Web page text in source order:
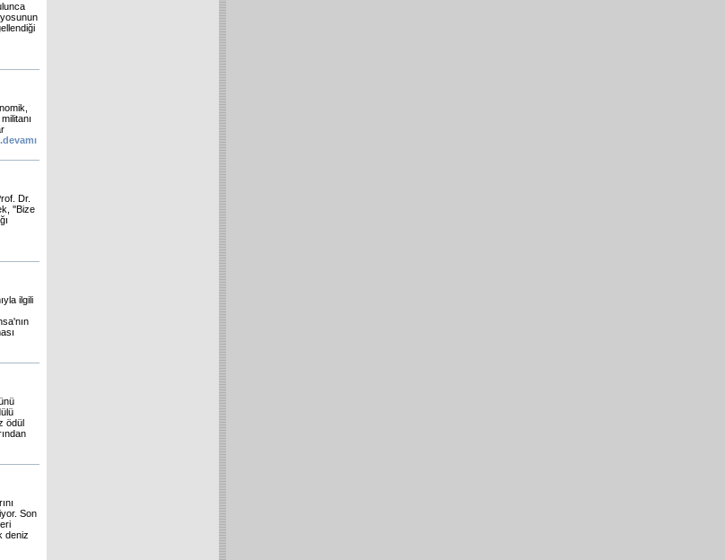
devamı
Dr.
''Bize
ilgili
ödül
Son
deniz